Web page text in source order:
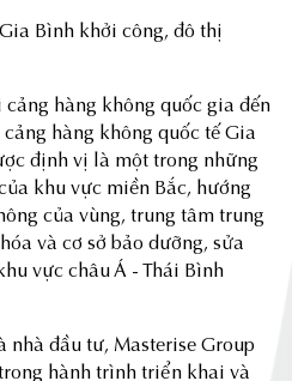
Bình khởi công, đô thị
hàng không quốc gia đến
hàng không quốc tế Gia
định vị là một trong những
khu vực miền Bắc, hướng
của vùng, trung tâm trung
và cơ sở bảo dưỡng, sửa
vực châu Á - Thái Bình
đầu tư, Masterise Group
hành trình triển khai và